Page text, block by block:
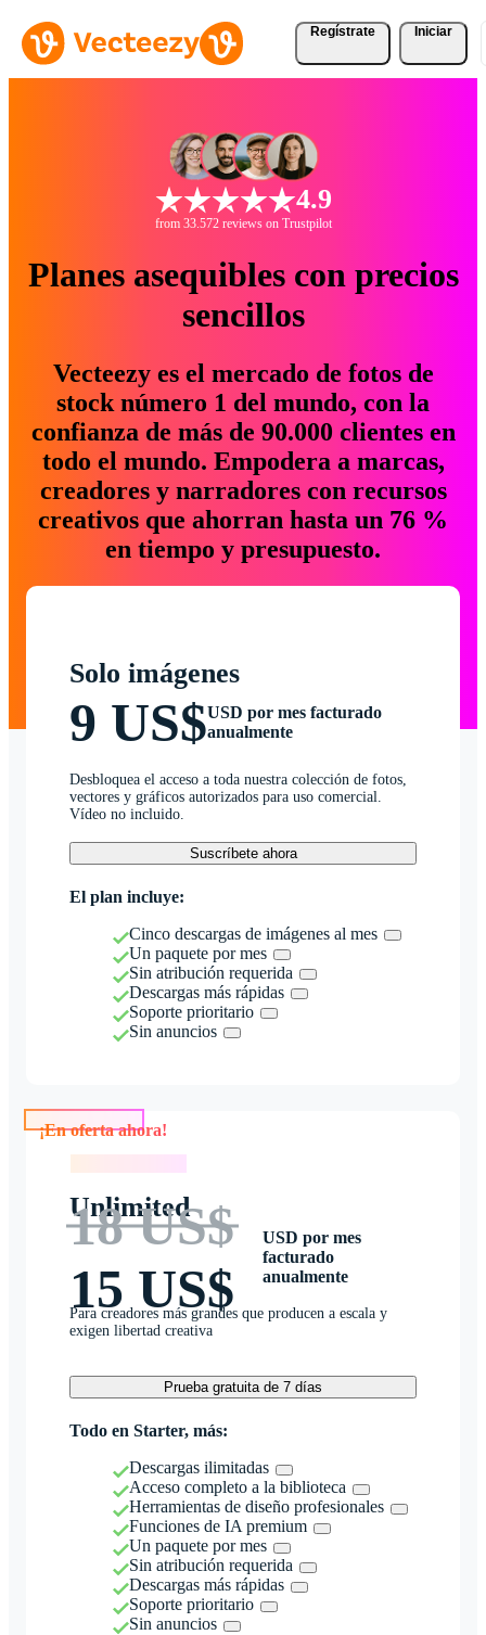
Regístrate Iniciar
4.9
from 33.572 reviews on Trustpilot
Planes asequibles con precios
sencillos
Vecteezy es el mercado de fotos de
stock número 1 del mundo, con la
confianza de más de 90.000 clientes en
todo el mundo. Empodera a marcas,
creadores y narradores con recursos
creativos que ahorran hasta un 76 %
en tiempo y presupuesto.
Solo imágenes
9 US$USD por mes facturado
anualmente
Desbloquea el acceso a toda nuestra colección de fotos,
vectores y gráficos autorizados para uso comercial.
Vídeo no incluido.
Suscríbete ahora
El plan incluye:
Cinco descargas de imágenes al mes
Un paquete por mes
Sin atribución requerida
Descargas más rápidas
Soporte prioritario
Sin anuncios
Unlimited
18 US$
15 US$
USD por mes
facturado
anualmente
Para creadores más grandes que producen a escala y
exigen libertad creativa
Prueba gratuita de 7 días
Todo en Starter, más:
Descargas ilimitadas
Acceso completo a la biblioteca
Herramientas de diseño profesionales
Funciones de IA premium
Un paquete por mes
Sin atribución requerida
Descargas más rápidas
Soporte prioritario
Sin anuncios